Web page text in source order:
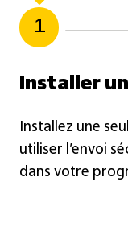
1
Installer
Installez une
utiliser l’envoi
dans votre